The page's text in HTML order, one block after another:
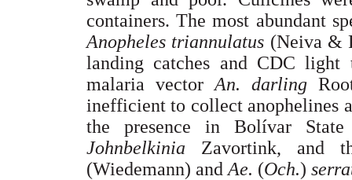
containers. The most abundant
Anopheles triannulatus (Neiva &
landing catches and CDC light
malaria vector An. darling
inefficient to collect anophelines
the presence in Bolívar
Johnbelkinia Zavortink, and
(Wiedemann) and Ae. (Och.)